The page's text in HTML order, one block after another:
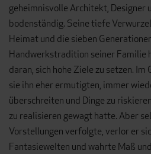
geheimnisvolle Architekt, Designer
bodenständig. Seine tiefe
Heimat und die sieben
Handwerkstradition seiner Familie
daran, sich hohe Ziele zu setzen. Im
sie ihn eher ermutigten, immer
überschreiten und Dinge zu
zu realisieren gewagt hatte. Aber
Vorstellungen verfolgte, verlor er
Fantasiewelten und wahrte Maß